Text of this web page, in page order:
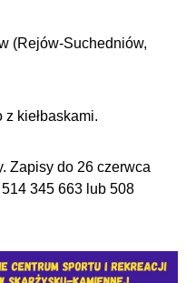
(Rejów-Suchedniów,
kiełbaskami.
Zapisy do 26 czerwca
345 663 lub 508